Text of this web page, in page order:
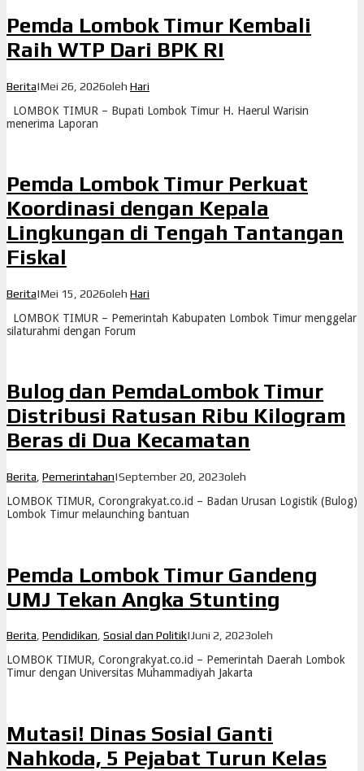
Pemda Lombok Timur Kembali
Raih WTP Dari BPK RI
Berita|Mei 26, 2026oleh Hari
LOMBOK TIMUR – Bupati Lombok Timur H. Haerul Warisin
menerima Laporan
Pemda Lombok Timur Perkuat
Koordinasi dengan Kepala
Lingkungan di Tengah Tantangan
Fiskal
Berita|Mei 15, 2026oleh Hari
LOMBOK TIMUR – Pemerintah Kabupaten Lombok Timur menggelar
silaturahmi dengan Forum
Bulog dan PemdaLombok Timur
Distribusi Ratusan Ribu Kilogram
Beras di Dua Kecamatan
Berita Pemerintahan|September 20, 2023oleh
LOMBOK TIMUR, Corongrakyat.co.id – Badan Urusan Logistik (Bulog)
Lombok Timur melaunching bantuan
Pemda Lombok Timur Gandeng
UMJ Tekan Angka Stunting
Berita Pendidikan Sosial dan Politik| Juni 2, 2023oleh
LOMBOK TIMUR, Corongrakyat.co.id – Pemerintah Daerah Lombok
Timur dengan Universitas Muhammadiyah Jakarta
Mutasi! Dinas Sosial Ganti
Nahkoda, 5 Pejabat Turun Kelas